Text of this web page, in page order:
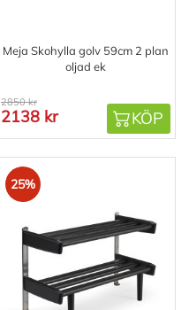
Meja Skohylla golv 59cm 2 plan
oljad ek
2850 kr
2138 kr KÖP
25%